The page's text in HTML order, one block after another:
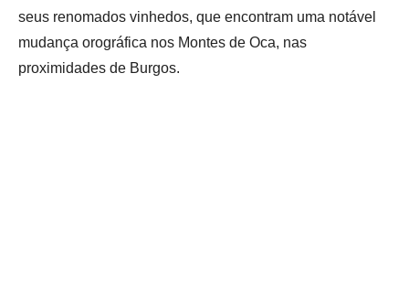
seus renomados vinhedos, que encontram uma notável
mudança orográfica nos Montes de Oca, nas
proximidades de Burgos.